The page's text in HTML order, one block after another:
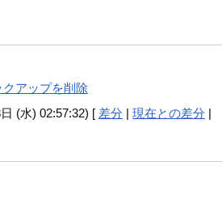
アップを削除
(水) 02:57:32) [ 差分 |現在との差分 |